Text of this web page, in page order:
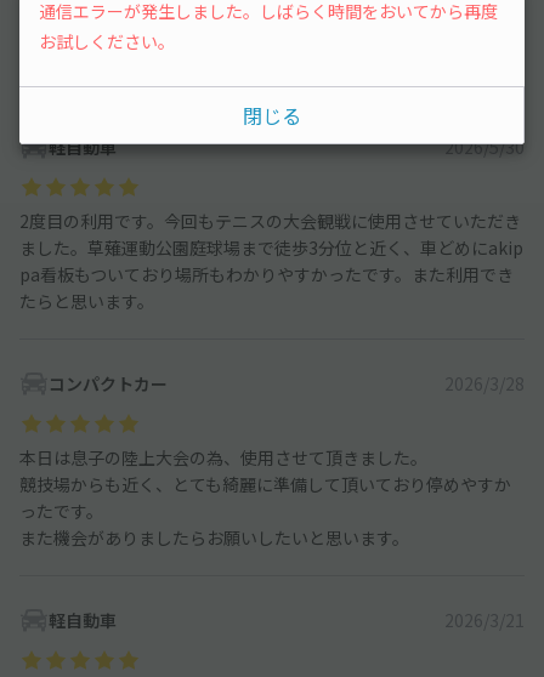
目的地に近く、停めやすくて、とても便利でした。
写真にあるカーポートがなくなっていますが、塀の形や表札など
軽自動車 2026/5/30
2度目の利用です。今回もテニスの大会観戦に使用させていただき
ました。草薙運動公園庭球場まで徒歩3分位と近く、車どめにakip
pa看板もついており場所もわかりやすかったです。また利用でき
たらと思います。
コンパクトカー 2026/3/28
本日は息子の陸上大会の為、使用させて頂きました。
競技場からも近く、とても綺麗に準備して頂いており停めやすか
ったです。
また機会がありましたらお願いしたいと思います。
軽自動車 2026/3/21
通信エラーが発生しました。しばらく時間をおいてから再度
お試しください。
閉じる